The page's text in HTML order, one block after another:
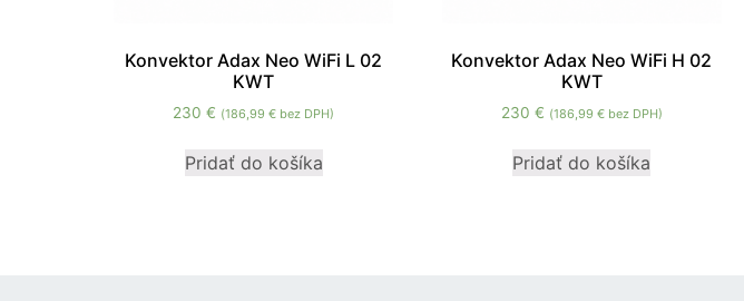
Konvektor Adax Neo WiFi L 02
KWT
230€ (186,99€ bez DPH)
Pridať do košíka
Konvektor Adax Neo WiFi H 02
KWT
230 € (186,99 €bez DPH)
Pridať do košíka